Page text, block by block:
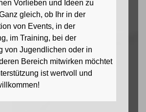
Vorlieben und Ideen zu
gleich, ob Ihr in der
von Events, in der
im Training, bei der
von Jugendlichen oder in
Bereich mitwirken möchtet
ist wertvoll und